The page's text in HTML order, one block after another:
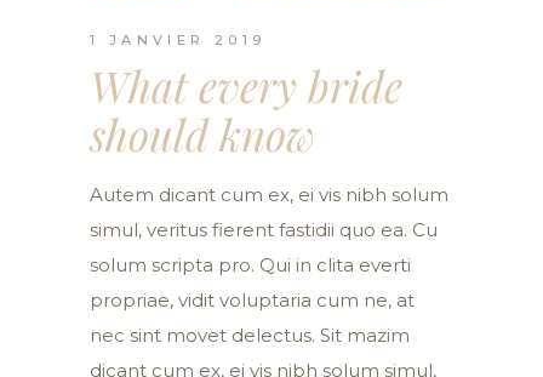
1 JANVIER 2019
What every bride
should know
Autem dicant cum ex, ei vis nibh solum
simul, veritus fierent fastidii quo ea. Cu
solum scripta pro. Qui in clita everti
propriae, vidit voluptaria cum ne, at
nec sint movet delectus. Sit mazim
dicant cum ex, ei vis nibh solum simul,